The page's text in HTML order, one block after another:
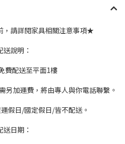
請詳閱家具相關注意事項★
送說明：
費配送至平面1樓
加運費，將由專人與你電話聯繫。
假日/國定假日/皆不配送。
送日期：